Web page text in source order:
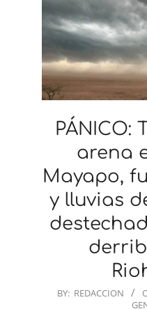
PÁNICO:
arena
Mayapo,
y lluvias
2024-
BY: REDACCION